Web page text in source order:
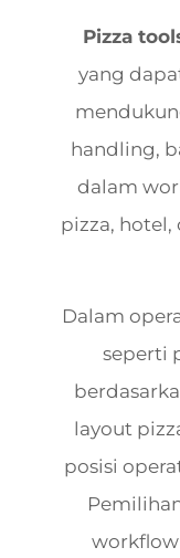
Pizza
yang
handling,
dalam
pizza, hotel,
Dalam
seperti
layout
posisi